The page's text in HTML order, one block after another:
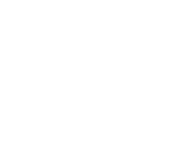
hidromasaj: 86m2, cada cu